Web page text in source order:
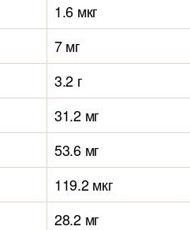
1.6 мкг
7 мг
3.2 г
31.2 мг
53.6 мг
119.2 мкг
28.2 мг